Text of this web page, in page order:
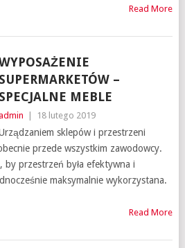
Read More
SUPERMARKETÓW –
SPECJALNE MEBLE
18 lutego 2019
sklepów i przestrzeni
przede wszystkim zawodowcy.
by przestrzeń była efektywna i
maksymalnie wykorzystana.
Read More